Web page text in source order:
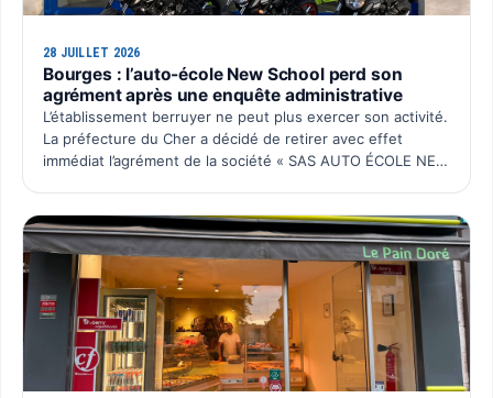
28 JUILLET 2026
Bourges : l’auto-école New School perd son
agrément après une enquête administrative
L’établissement berruyer ne peut plus exercer son activité.
La préfecture du Cher a décidé de retirer avec effet
immédiat l’agrément de la société « SAS AUTO ÉCOLE NEW